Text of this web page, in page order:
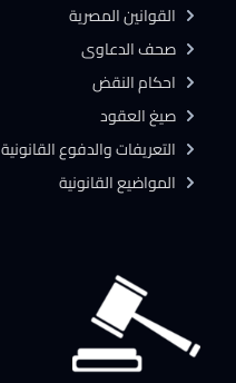
القوانين المصرية
صحف الدعاوى
احكام النقض
صيغ العقود
التعريفات والدفوع القانونية
المواضيع القانونية